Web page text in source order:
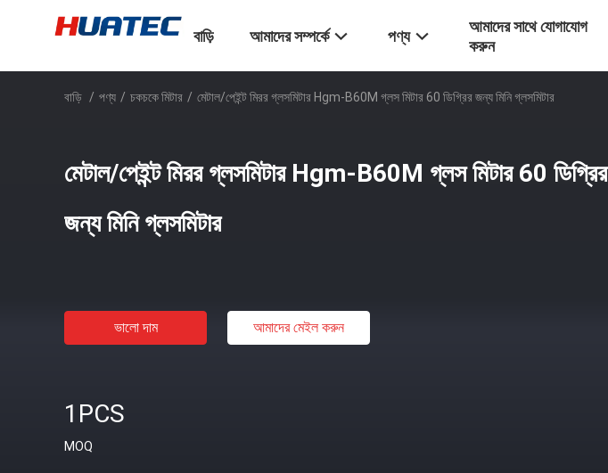
বাড়ি আমাদের সম্পর্কে পণ্য
আমাদের সাথে যোগাযোগ
করুন
বাড়ি / পণ্য / চকচকে মিটার / মেটাল/পেইন্ট মিরর গ্লসমিটার Hgm-B60M গ্লস মিটার 60 ডিগ্রির জন্য মিনি গ্লসমিটার
মেটাল/পেইন্ট মিরর গ্লসমিটার Hgm-B60M গ্লস মিটার 60 ডিগ্রির
জন্য মিনি গ্লসমিটার
ভালো দাম আমাদের মেইল ​​করুন
1PCS
MOQ